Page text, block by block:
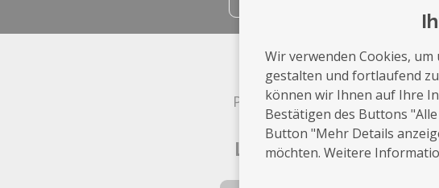
Info
Putzbrunn
Leistungen
Wir verwenden Cookies,
gestalten und fortlaufend
können wir Ihnen auf Ihre
Bestätigen des Buttons
Button "Mehr Details
möchten. Weitere